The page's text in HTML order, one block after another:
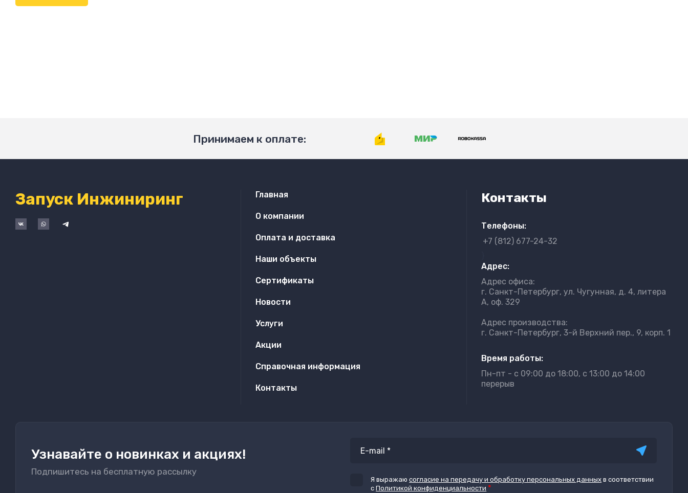
Принимаем к оплате:
Запуск Инжиниринг Главная
О компании
Оплата и доставка
Наши объекты
Сертификаты
Новости
Услуги
Акции
Справочная информация
Контакты
Контакты
Телефоны:
+7 (812) 677-24-32
Адрес:
Адрес офиса:
г. Санкт-Петербург, ул. Чугунная, д. 4, литера
А, оф. 329
Адрес производства:
г. Санкт-Петербург, 3-й Верхний пер., 9, корп. 1
Время работы:
Пн-пт - с 09:00 до 18:00, с 13:00 до 14:00
перерыв
Узнавайте о новинках и акциях!
Подпишитесь на бесплатную рассылку
Я выражаюсогласие на передачу и обработку персональных данных в соответствии
сПолитикой конфиденциальности *